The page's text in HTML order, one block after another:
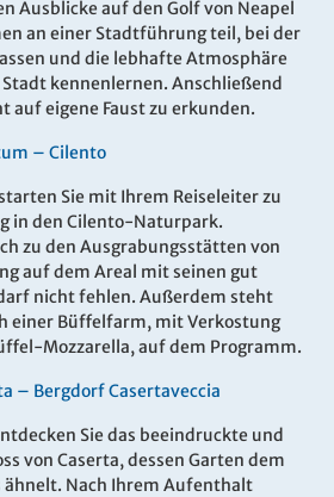
Ausblicke auf den Golf von Neapel
an einer Stadtführung teil, bei der
und die lebhafte Atmosphäre
kennenlernen. Anschließend
auf eigene Faust zu erkunden.
– Cilento
Sie mit Ihrem Reiseleiter zu
in den Cilento-Naturpark.
zu den Ausgrabungsstätten von
auf dem Areal mit seinen gut
nicht fehlen. Außerdem steht
einer Büffelfarm, mit Verkostung
Mozzarella, auf dem Programm.
– Bergdorf Casertaveccia
Sie das beeindruckte und
von Caserta, dessen Garten dem
ähnelt. Nach Ihrem Aufenthalt